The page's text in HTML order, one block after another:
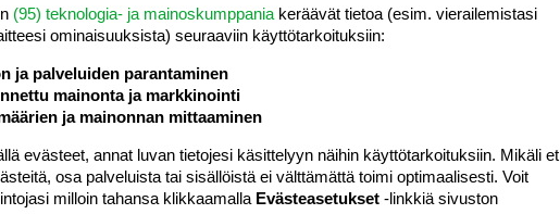
#6
ollut 13 kuisesta lähtien 12 kpl (4 ylhäällä, 4 alhaalla
(95) teknologia- ja mainoskumppania keräävät tietoa (esim. vierailemis­tasi
ominaisuuk­sista) seuraaviin käyttötarkoituksiin:
ja palveluiden parantaminen
mainonta ja markkinointi
ja mainonnan mittaaminen
evästeet, annat luvan tietojesi käsittelyyn näihin käyttötarkoituksiin. Mikäli et
osa palveluista tai sisällöistä ei välttämättä toimi optimaalisesti. Voit
milloin tahansa klikkaamalla Evästeasetukset -linkkiä sivuston